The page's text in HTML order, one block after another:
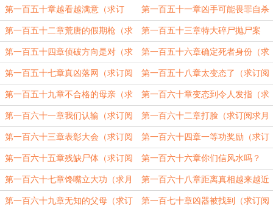
票） （求订阅求月票）
第一百五十章越看越满意（求订
阅）
第一百五十一章凶手可能畏罪自杀
了（求订阅求月票）
第一百五十二章荒唐的假期枪（求
月票求订阅）
第一百五十三章特大碎尸抛尸案
（求订阅求月票）
第一百五十四章侦破方向是对（求
订阅求月票）
第一百五十六章确定死者身份（求
订阅求月票）
第一百五十七章真凶落网（求订阅
求月票）
第一百五十八章太变态了（求订阅
求月票）
第一百五十九章不合格的母亲（求
订阅求月票）
第一百六十章变态到令人发指（求
订阅求月票）
第一百六十一章我们认输（求订阅
求月票）
第一百六十二章打脸（求订阅求月
票）
第一百六十三章表彰大会（求订阅
求月票）
第一百六十四章一等功奖励（求订
阅求月票）
第一百六十五章残缺尸体（求订阅
求月票）
第一百六十六章你们信风水吗？
（求月票求收藏）
第一百六十七章馋嘴立大功（求月
票求订阅）
第一百六十八章距离真相越来越近
（求订阅求月票）
第一百六十九章无知的父母（求订 第一百七十章凶器被找到（求订阅